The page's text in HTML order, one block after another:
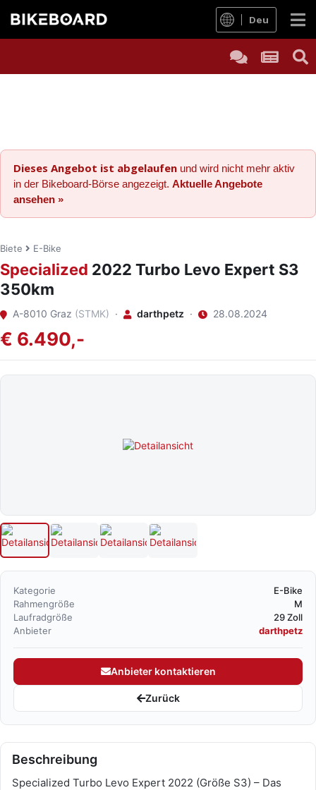
Deu
Dieses Angebot ist abgelaufen und wird nicht mehr aktiv
in der Bikeboard-Börse angezeigt. Aktuelle Angebote
ansehen »
Biete E-Bike
Specialized 2022 Turbo Levo Expert S3
350km
A-8010 Graz (STMK) · darthpetz · 28.08.2024
€ 6.490,-
Kategorie
E-Bike
Rahmengröße
M
Laufradgröße
29 Zoll
Anbieter
darthpetz
Anbieter kontaktieren
Zurück
Beschreibung
Specialized Turbo Levo Expert 2022 (Größe S3) – Das